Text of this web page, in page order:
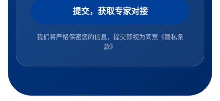
提交，获取专家对接
我们将严格保密您的信息，提交即视为同意 《隐私条
款》